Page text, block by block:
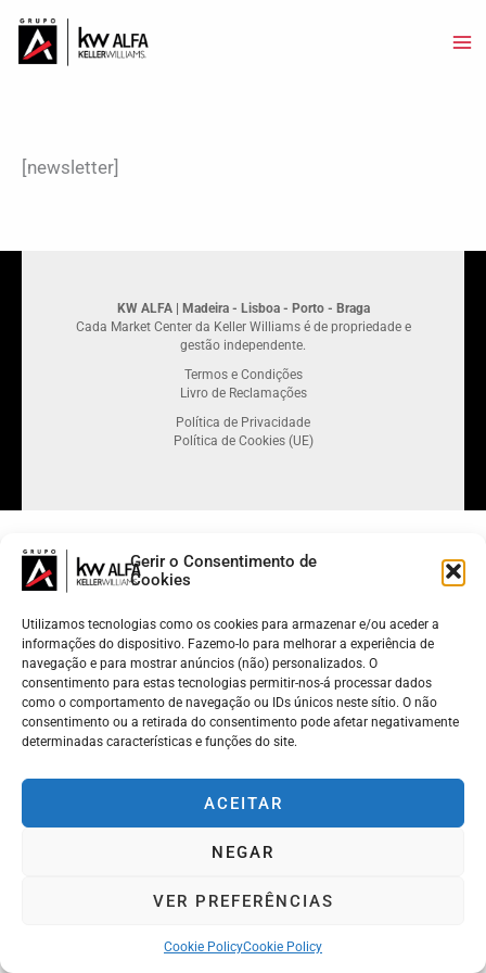
Gerir o Consentimento de
Cookies
Utilizamos tecnologias como os cookies para armazenar e/ou aceder a
informações do dispositivo. Fazemo-lo para melhorar a experiência de
navegação e para mostrar anúncios (não) personalizados. O
consentimento para estas tecnologias permitir-nos-á processar dados
como o comportamento de navegação ou IDs únicos neste sítio. O não
consentimento ou a retirada do consentimento pode afetar negativamente
determinadas características e funções do site.
ACEITAR
NEGAR
VER PREFERÊNCIAS
Cookie PolicyCookie Policy
content
[newsletter]
KW ALFA | Madeira - Lisboa - Porto - Braga
Cada Market Center da Keller Williams é de propriedade e
gestão independente.
Termos e Condições
Livro de Reclamações
Política de Privacidade
Política de Cookies (UE)